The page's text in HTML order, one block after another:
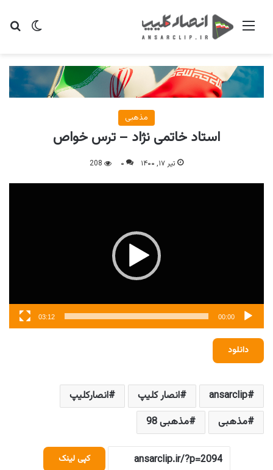
تغییر منو
مذهبی
استاد خاتمی نژاد – ترس خواص
تیر ۱۷, ۱۴۰۰ ۰ 208
نمایشگر
00:00
03:12
دانلود
ansarclip انصار کلیپ
انصارکلیپ
مذهبی
مذهبی 98
کپی لینک